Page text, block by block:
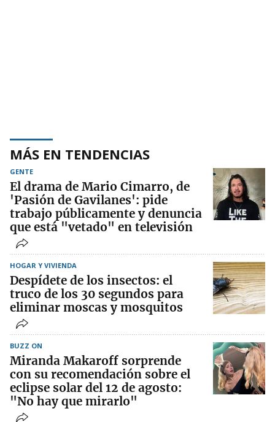
MÁS EN TENDENCIAS
GENTE
El drama de Mario Cimarro, de
'Pasión de Gavilanes': pide
trabajo públicamente y denuncia
que está "vetado" en televisión
HOGAR Y VIVIENDA
Despídete de los insectos: el
truco de los 30 segundos para
eliminar moscas y mosquitos
BUZZ ON
Miranda Makaroff sorprende
con su recomendación sobre el
eclipse solar del 12 de agosto:
"No hay que mirarlo"